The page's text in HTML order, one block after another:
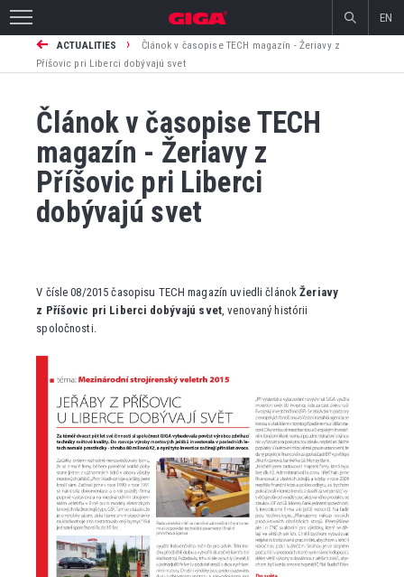
EN
ACTUALITIES ›
Článok v časopise TECH magazín - Žeriavy z
Příšovic pri Liberci dobývajú svet
Článok v časopise TECH
magazín - Žeriavy z
Příšovic pri Liberci
dobývajú svet
V čísle 08/2015 časopisu TECH magazín uviedli článokŽeriavy
z Příšovic pri Liberci dobývajú svet , venovaný histórii
spoločnosti.